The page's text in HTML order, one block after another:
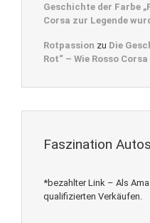
Geschichte der Farbe
Corsa zur Legende
Rotpassion zu Die
Rot“ – Wie Rosso
Faszination
*bezahlter Link – Als
qualifizierten Verkäufen.